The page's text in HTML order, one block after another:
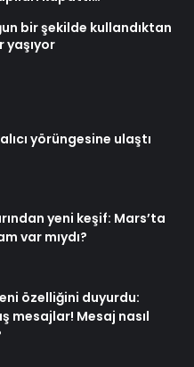
bir şekilde kullandıktan
yaşıyor
yörüngesine ulaştı
yeni keşif: Mars’ta
var mıydı?
özelliğini duyurdu:
mesajlar! Mesaj nasıl